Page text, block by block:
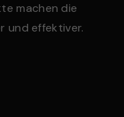
machen die
und effektiver.